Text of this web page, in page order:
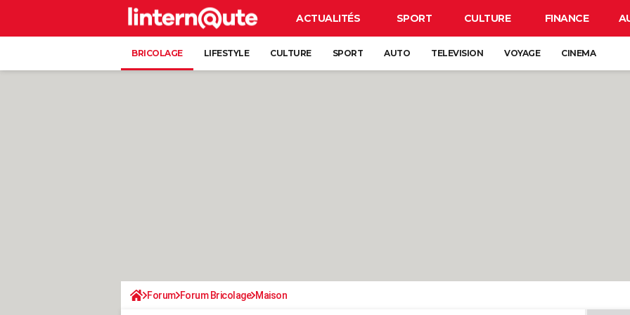
ACTUALITÉS SPORT CULTURE FINANCE
BRICOLAGE LIFESTYLE CULTURE SPORT AUTO TELEVISION VOYAGE CINEMA
Forum Forum Bricolage Maison